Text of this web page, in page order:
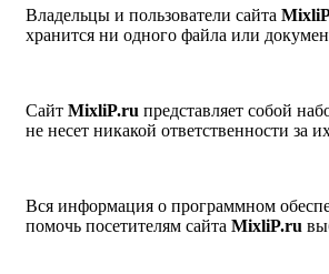
Владельцы и пользователи сайта
хранится ни одного файла или
Сайт MixliP.ru представляет собой
не несет никакой ответственности за
Вся информация о программном
помочь посетителям сайта MixliP.ru